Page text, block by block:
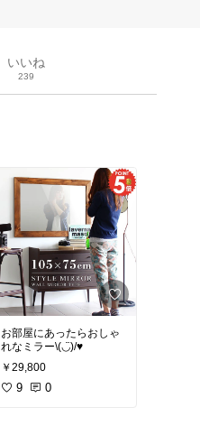
いいね
239
お部屋にあったらおしゃ
れなミラー\(◡̈)/♥︎
￥29,800
9 0